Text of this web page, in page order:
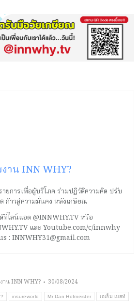
าน INN WHY?
ยการเพื่อผู้บริโภค ร่วมปฏิวัติความคิด ปรับ
ก้าวสู่ความมั่นคง หลังเกษียณ
ที่ไลน์แอด @INNWHY.TV หรือ
และ Youtube.com/c/innwhy
: INNWHY31@gmail.com
าน INN WHY?
30/08/2024
insureworld Mr Dan Hofmeister เอเอ็ม เบสท์